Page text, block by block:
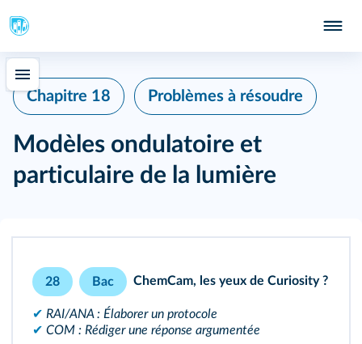
Chapitre 18 Problèmes à résoudre
Modèles ondulatoire et
particulaire de la lumière
28 Bac ChemCam, les yeux de Curiosity ?
✔ RAI/ANA : Élaborer un protocole
✔ COM : Rédiger une réponse argumentée